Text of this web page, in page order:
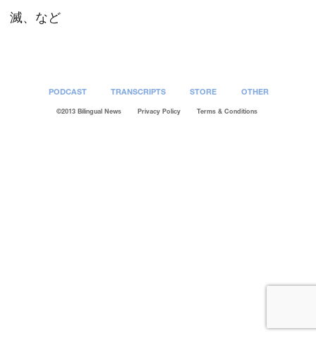
EMBED
滅、など
PODCAST TRANSCRIPTS STORE OTHER
©2013 Bilingual News Privacy Policy Terms & Conditions